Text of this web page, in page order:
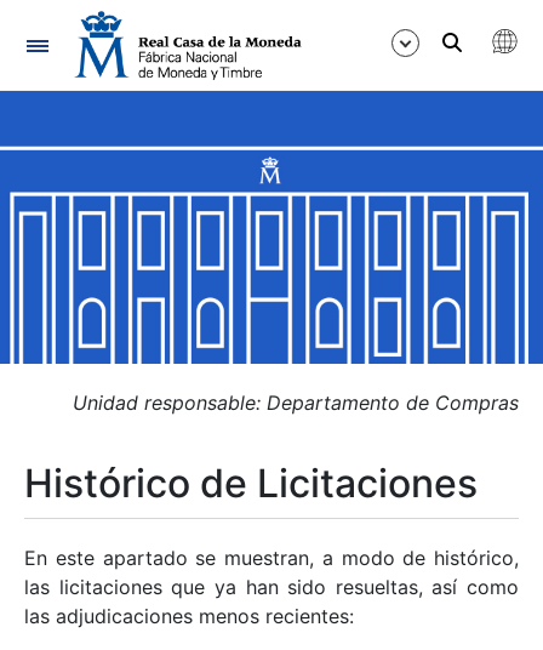
Navegación
Mostrar/Ocultar
Mostrar/Ocultar
Mostrar/Ocultar
Mostrar/Ocultar
Mostrar/Ocultar
Unidad responsable: Departamento de Compras
Histórico de Licitaciones
En este apartado se muestran, a modo de histórico,
las licitaciones que ya han sido resueltas, así como
las adjudicaciones menos recientes: